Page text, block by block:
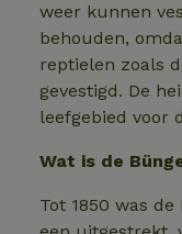
weer kunnen
behouden,
reptielen zoals
gevestigd. De
leefgebied voor
Wat is de
Tot 1850 was